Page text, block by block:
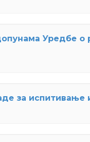
Уредбе о
за